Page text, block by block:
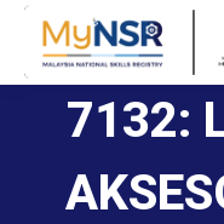
7132: